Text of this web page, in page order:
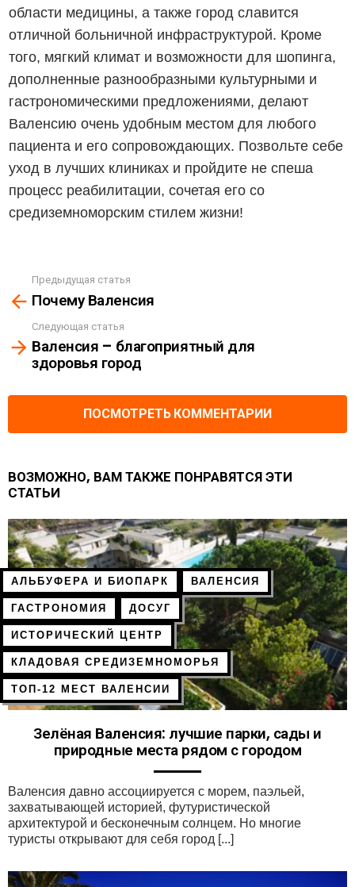
области медицины, а также город славится
отличной больничной инфраструктурой. Кроме
того, мягкий климат и возможности для шопинга,
дополненные разнообразными культурными и
гастрономическими предложениями, делают
Валенсию очень удобным местом для любого
пациента и его сопровождающих. Позвольте себе
уход в лучших клиниках и пройдите не спеша
процесс реабилитации, сочетая его со
средиземноморским стилем жизни!
See
more
Предыдущая статья
Почему Валенсия
Следующая статья
Валенсия – благоприятный для
здоровья город
ПОСМОТРЕТЬ КОММЕНТАРИИ
ВОЗМОЖНО, ВАМ ТАКЖЕ ПОНРАВЯТСЯ ЭТИ
СТАТЬИ
АЛЬБУФЕРА И БИОПАРК ВАЛЕНСИЯ
ГАСТРОНОМИЯ ДОСУГ
ИСТОРИЧЕСКИЙ ЦЕНТР
КЛАДОВАЯ СРЕДИЗЕМНОМОРЬЯ
ТОП-12 МЕСТ ВАЛЕНСИИ
Зелёная Валенсия: лучшие парки, сады и
природные места рядом с городом
Валенсия давно ассоциируется с морем, паэльей,
захватывающей историей, футуристической
архитектурой и бесконечным солнцем. Но многие
туристы открывают для себя город [...]